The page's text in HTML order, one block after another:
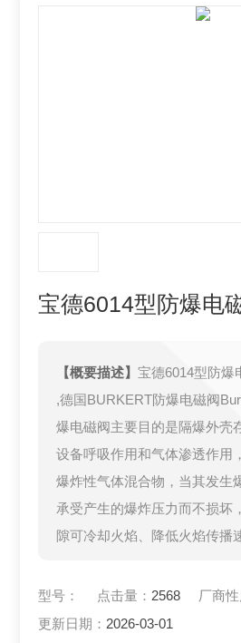
宝德6014型防爆电
【概要描述】宝德6014型防爆
,德国BURKERT防爆电磁阀
爆电磁阀主要目的是隔爆外壳
设备呼吸作用和气体渗透作用
爆炸性气体混合物，当其发生
承受产生的爆炸压力而不损坏
隙可冷却火焰、降低火焰传播
隙点燃外部爆炸性环境，从而
型号： 点击量： 2568 厂商
更新日期： 2026-03-01